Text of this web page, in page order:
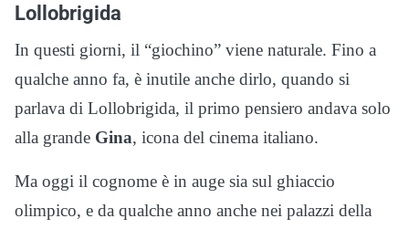
Lollobrigida
In questi giorni, il “giochino” viene naturale. Fino a
qualche anno fa, è inutile anche dirlo, quando si
parlava di Lollobrigida, il primo pensiero andava solo
alla grande Gina, icona del cinema italiano.
Ma oggi il cognome è in auge sia sul ghiaccio
olimpico, e da qualche anno anche nei palazzi della